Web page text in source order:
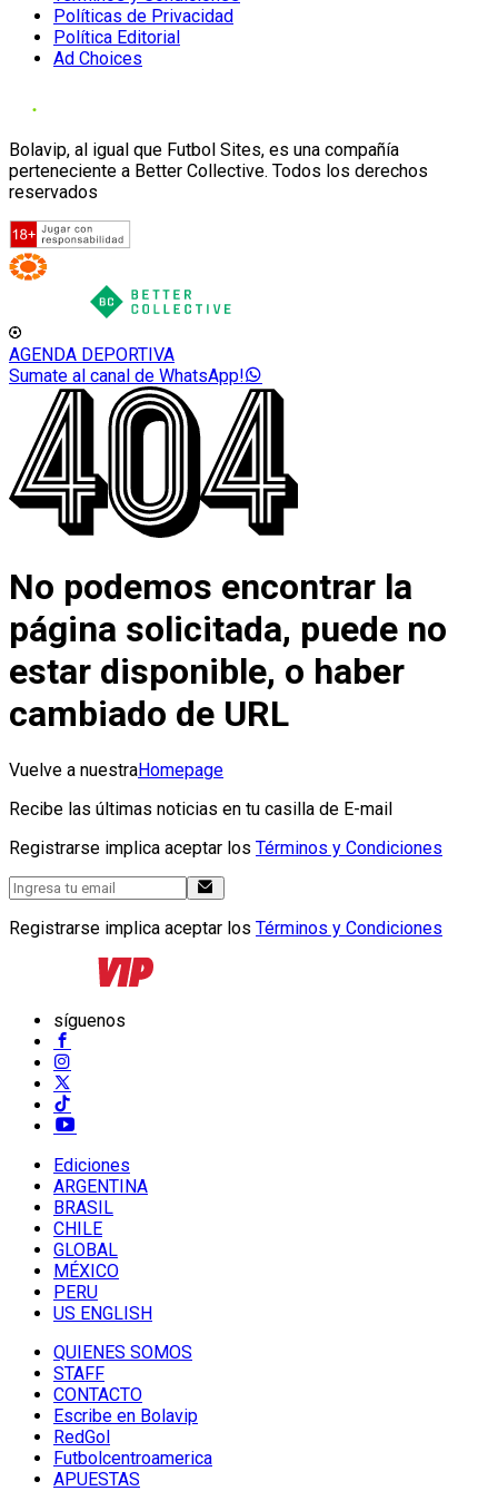
Políticas de Privacidad
Política Editorial
Ad Choices
Bolavip, al igual que Futbol Sites, es una compañía
perteneciente a Better Collective. Todos los derechos
reservados
AGENDA DEPORTIVA
Sumate al canal de WhatsApp!
No podemos encontrar la
página solicitada, puede no
estar disponible, o haber
cambiado de URL
Vuelve a nuestraHomepage
Recibe las últimas noticias en tu casilla de E-mail
Registrarse implica aceptar los Términos y Condiciones
Registrarse implica aceptar los Términos y Condiciones
síguenos
Ediciones
ARGENTINA
BRASIL
CHILE
GLOBAL
MÉXICO
PERU
US ENGLISH
QUIENES SOMOS
STAFF
CONTACTO
Escribe en Bolavip
RedGol
Futbolcentroamerica
APUESTAS